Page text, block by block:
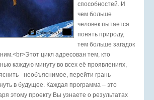
способностей. И
чем больше
человек пытается
понять природу,
тем больше загадок
цикл адресован тем, кто
каждую минуту во всех её проявлениях,
- необъяснимое, перейти грань
в будущее. Каждая программа – это
этому проекту Вы узнаете о результатах